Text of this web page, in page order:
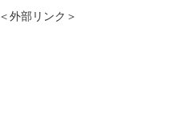
＜外部リンク＞